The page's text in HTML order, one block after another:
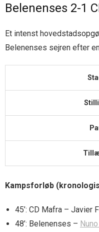
Belenenses 2-1
Et intenst
Belenenses sejren efter
Kampsforløb
45’: CD Mafra – Javier
48’: Belenenses –